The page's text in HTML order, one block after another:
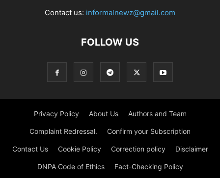
Contact us: informalnewz@gmail.com
FOLLOW US
Privacy Policy About Us Authors and Team
Complaint Redressal. Confirm your Subscription
Contact Us Cookie Policy Correction policy Disclaimer
DNPA Code of Ethics Fact-Checking Policy